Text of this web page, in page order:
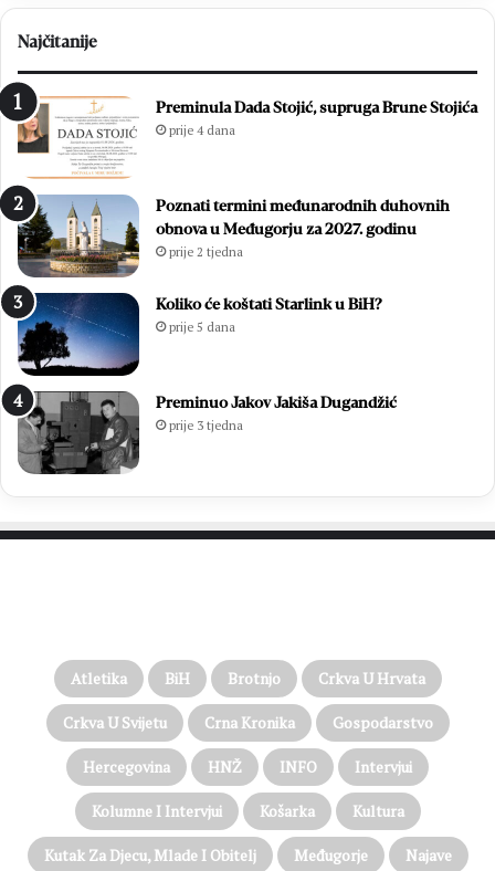
Najčitanije
Preminula Dada Stojić, supruga Brune Stojića
prije 4 dana
Poznati termini međunarodnih duhovnih
obnova u Međugorju za 2027. godinu
prije 2 tjedna
Koliko će koštati Starlink u BiH?
prije 5 dana
Preminuo Jakov Jakiša Dugandžić
prije 3 tjedna
Atletika BiH Brotnjo Crkva U Hrvata
Crkva U Svijetu Crna Kronika Gospodarstvo
Hercegovina HNŽ INFO Intervjui
Kolumne I Intervjui Košarka Kultura
Kutak Za Djecu, Mlade I Obitelj Međugorje Najave